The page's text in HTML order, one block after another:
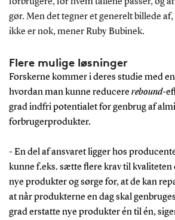
gør. Men det tegner et generelt billede af,
ikke er nok, mener Ruby Bubinek.
Flere mulige løsninger
Forskerne kommer i deres studie med
hvordan man kunne reducere rebound-
grad indfri potentialet for genbrug af
forbrugerprodukter.
- En del af ansvaret ligger hos
kunne f.eks. sætte flere krav til kvaliteten
nye produkter og sørge for, at de kan
at når produkterne en dag skal
grad erstatte nye produkter én til én,